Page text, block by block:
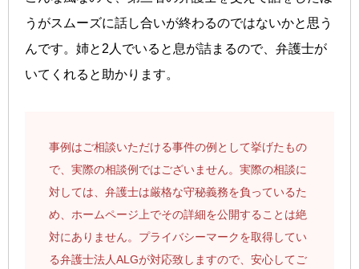
うがスムーズに話し合いが終わるのではないかと思う
んです。姉と2人でいると息が詰まるので、弁護士が
いてくれると助かります。
事例はご相談いただける事件の例として挙げたもの
で、実際の相談例ではございません。実際の相談に
対しては、弁護士は厳格な守秘義務を負っているた
め、ホームページ上でその詳細を公開することは絶
対にありません。プライバシーマークを取得してい
る弁護士法人ALGが対応致しますので、安心してご